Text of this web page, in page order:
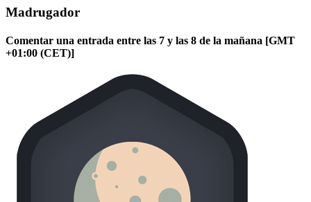
Madrugador
Comentar una entrada entre las 7 y las 8 de la mañana [GMT
+01:00 (CET)]